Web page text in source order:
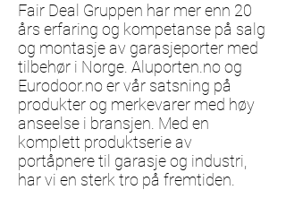
Fair Deal Gruppen har mer enn 20
års erfaring og kompetanse på salg
og montasje av garasjeporter med
tilbehør i Norge. Aluporten.no og
Eurodoor.no er vår satsning på
produkter og merkevarer med høy
anseelse i bransjen. Med en
komplett produktserie av
portåpnere til garasje og industri,
har vi en sterk tro på fremtiden.